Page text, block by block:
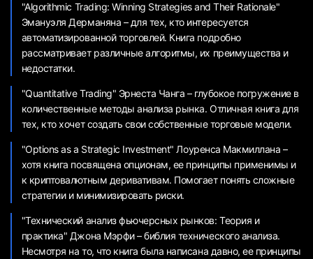
"Algorithmic Trading: Winning Strategies and Their Rationale"
Эмануэля Дерманяна – для тех, кто интересуется
автоматизированной торговлей. Книга подробно
рассматривает различные алгоритмы, их преимущества и
недостатки.
"Quantitative Trading" Эрнеста Чанга – глубокое погружение в
количественные методы анализа рынка. Отличная книга для
тех, кто хочет создать свои собственные торговые модели.
"Options as a Strategic Investment" Лоуренса Макмиллана –
хотя книга посвящена опционам, ее принципы применимы и
к криптовалютным деривативам. Помогает понять сложные
стратегии и минимизировать риски.
"Технический анализ фьючерсных рынков: Теория и
практика" Джона Мэрфи – библия технического анализа.
Несмотря на то, что книга была написана давно, ее принципы